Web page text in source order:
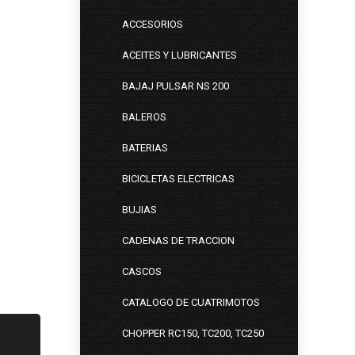
ACCESORIOS
ACEITES Y LUBRICANTES
BAJAJ PULSAR NS 200
BALEROS
BATERIAS
BICICLETAS ELECTRICAS
BUJIAS
CADENAS DE TRACCION
CASCOS
CATALOGO DE CUATRIMOTOS
CHOPPER RC150, TC200, TC250